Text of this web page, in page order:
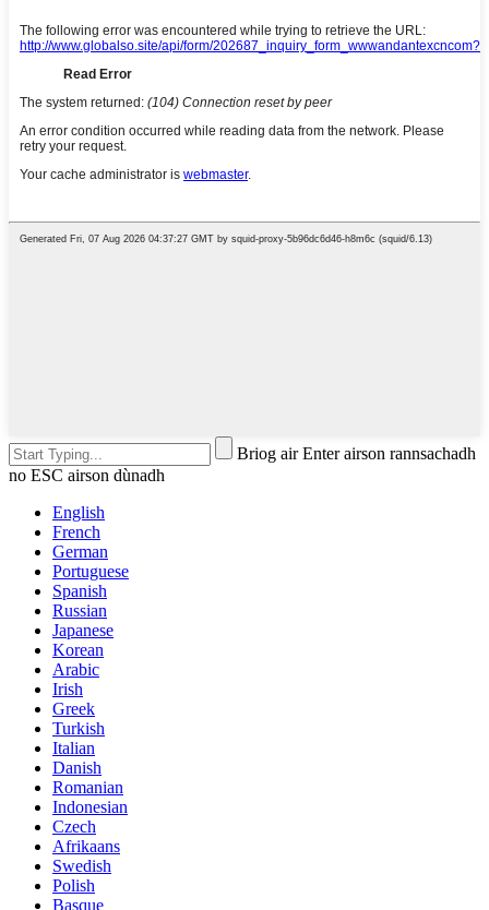
Briog air Enter airson rannsachadh
no ESC airson dùnadh
English
French
German
Portuguese
Spanish
Russian
Japanese
Korean
Arabic
Irish
Greek
Turkish
Italian
Danish
Romanian
Indonesian
Czech
Afrikaans
Swedish
Polish
Basque